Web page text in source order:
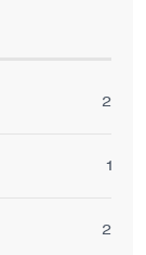
2
1
2